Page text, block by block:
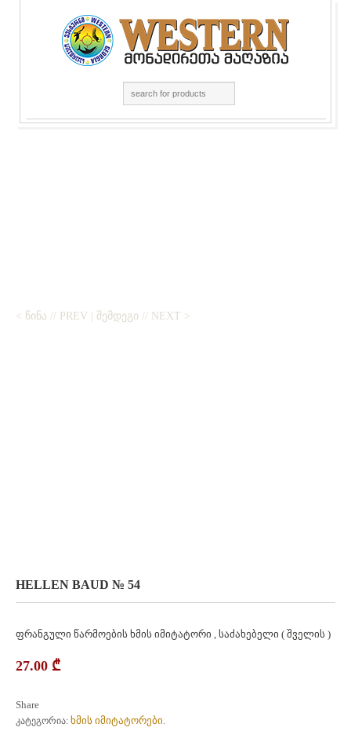
< ᲬᲘᲜᲐ // PREV | ᲨᲔᲛᲓᲔᲒᲘ // NEXT >
HELLEN BAUD № 54
ფრანგული წარმოების ხმის იმიტატორი , საძახებელი ( შველის )
27.00 ₾
Share
კატეგორია: ხმის იმიტატორები